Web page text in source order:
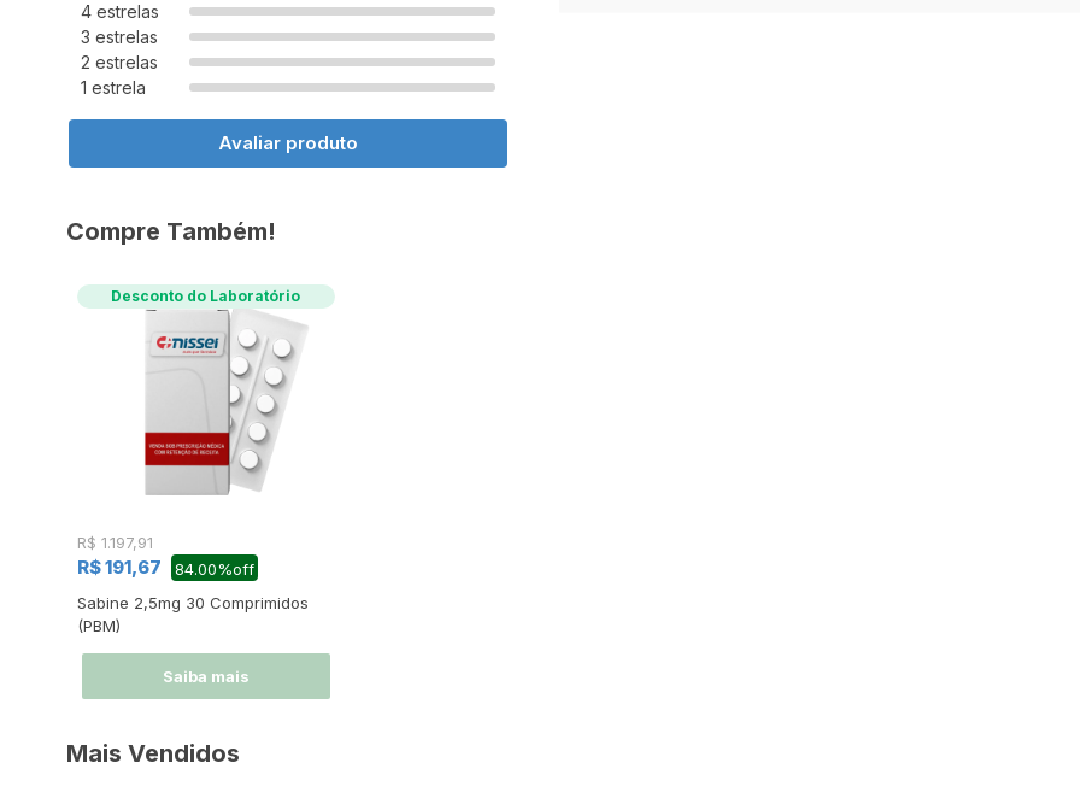
4 estrelas
3 estrelas
2 estrelas
1 estrela
Avaliar produto
Compre Também!
Desconto do Laboratório
R$ 1.197,91
R$ 191,67 84.00%off
Sabine 2,5mg 30 Comprimidos
(PBM)
Saiba mais
Mais Vendidos